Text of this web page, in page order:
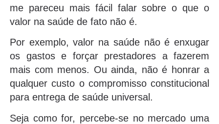
me pareceu mais fácil falar sobre o que o
valor na saúde de fato não é.
Por exemplo, valor na saúde não é enxugar
os gastos e forçar prestadores a fazerem
mais com menos. Ou ainda, não é honrar a
qualquer custo o compromisso constitucional
para entrega de saúde universal.
Seja como for, percebe-se no mercado uma